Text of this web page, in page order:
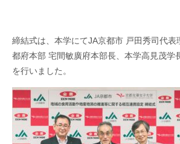
締結式は、本学にてJA京都市 戸田秀司代表
都府本部 宅間敏廣府本部長、本学高見茂学
を行いました。